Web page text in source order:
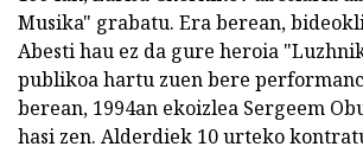
Musika" grabatu. Era berean,
Abesti hau ez da gure heroia
publikoa hartu zuen bere
berean, 1994an ekoizlea Sergeem
hasi zen. Alderdiek 10 urteko